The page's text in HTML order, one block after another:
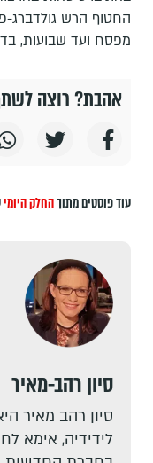
החטוף הרש גולדברג-
מפסח ועד שבועות,
אהבת? רוצה
עוד פוסטים מתוךהחלק היומי
סיון רהב-מאיר
סיון רהב מאיר
לידידיה, אימא